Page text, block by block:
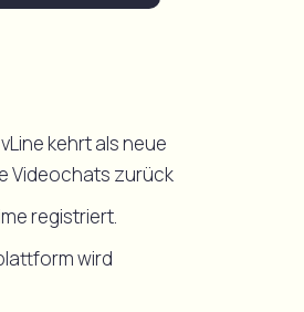
kehrt als neue
Videochats zurück
registriert.
wird